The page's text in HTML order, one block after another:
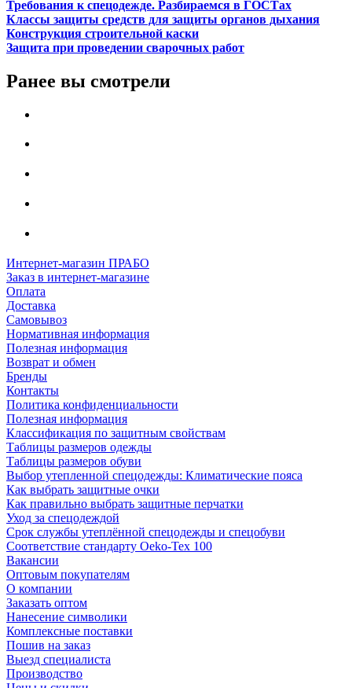
Требования к спецодежде. Разбираемся в ГОСТах
Классы защиты средств для защиты органов дыхания
Конструкция строительной каски
Защита при проведении сварочных работ
Ранее вы смотрели
Интернет-магазин ПРАБО
Заказ в интернет-магазине
Оплата
Доставка
Самовывоз
Нормативная информация
Полезная информация
Возврат и обмен
Бренды
Контакты
Политика конфиденциальности
Полезная информация
Классификация по защитным свойствам
Таблицы размеров одежды
Таблицы размеров обуви
Выбор утепленной спецодежды: Климатические пояса
Как выбрать защитные очки
Как правильно выбрать защитные перчатки
Уход за спецодеждой
Срок службы утеплённой спецодежды и спецобуви
Соответствие стандарту Oeko-Tex 100
Вакансии
Оптовым покупателям
О компании
Заказать оптом
Нанесение символики
Комплексные поставки
Пошив на заказ
Выезд специалиста
Производство